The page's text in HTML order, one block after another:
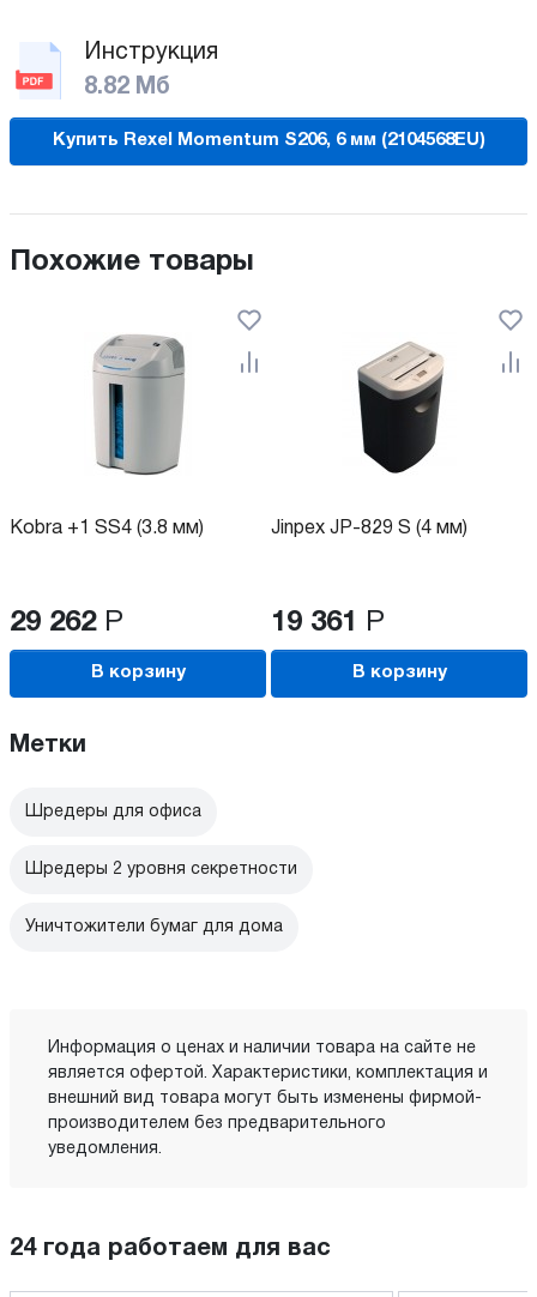
Инструкция
8.82 Мб
Купить Rexel Momentum S206, 6 мм (2104568EU)
Похожие товары
Kobra +1 SS4 (3.8 мм)
29 262 Р
В корзину
Jinpex JP-829 S (4 мм)
19 361 Р
В корзину
Метки
Шредеры для офиса
Шредеры 2 уровня секретности
Уничтожители бумаг для дома
Информация о ценах и наличии товара на сайте не
является офертой. Характеристики, комплектация и
внешний вид товара могут быть изменены фирмой-
производителем без предварительного
уведомления.
24 года работаем для вас